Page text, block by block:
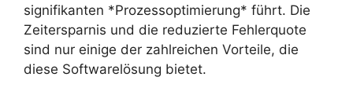
signifikanten *Prozessoptimierung* führt. Die
Zeitersparnis und die reduzierte Fehlerquote
sind nur einige der zahlreichen Vorteile, die
diese Softwarelösung bietet.